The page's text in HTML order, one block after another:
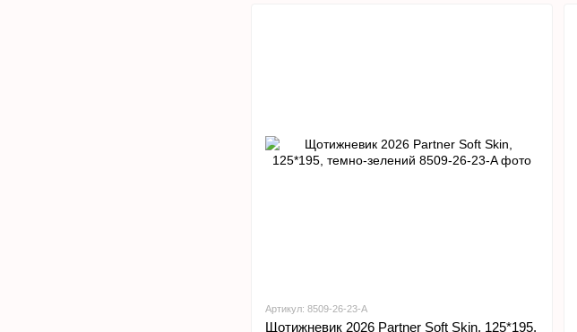
Артикул: 8509-26-23-A
Щотижневик 2026 Partner Soft Skin, 125*195,